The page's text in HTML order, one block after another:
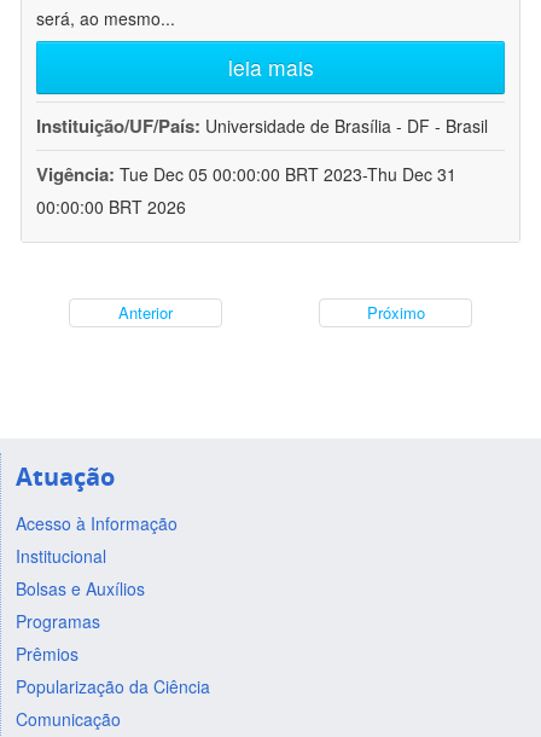
será, ao mesmo...
leia mais
Instituição/UF/País: Universidade de Brasília - DF - Brasil
Vigência: Tue Dec 05 00:00:00 BRT 2023-Thu Dec 31
00:00:00 BRT 2026
Anterior Próximo
Atuação
Acesso à Informação
Institucional
Bolsas e Auxílios
Programas
Prêmios
Popularização da Ciência
Comunicação